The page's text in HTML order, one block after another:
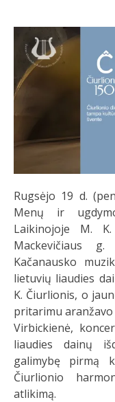
Rugsėjo 19 d.
Menų ir
Laikinojoje M.
Mackevičiaus
Kačanausko
lietuvių liaudies
K. Čiurlionis, o
pritarimu
Virbickienė,
liaudies dainų
galimybę pirmą
Čiurlionio
atlikimą.